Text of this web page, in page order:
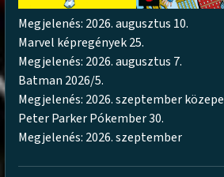
Megjelenés: 2026. augusztus 10.
Marvel képregények 25.
Megjelenés: 2026. augusztus 7.
Batman 2026/5.
Megjelenés: 2026. szeptember közepe
Peter Parker Pókember 30.
Megjelenés: 2026. szeptember